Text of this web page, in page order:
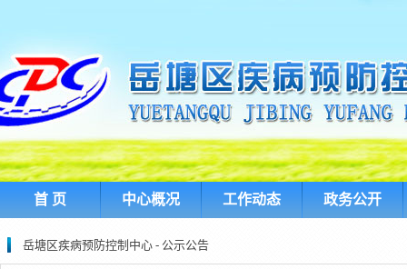
首 页 中心概况 工作动态 政务公开
岳塘区疾病预防控制中心 - 公示公告